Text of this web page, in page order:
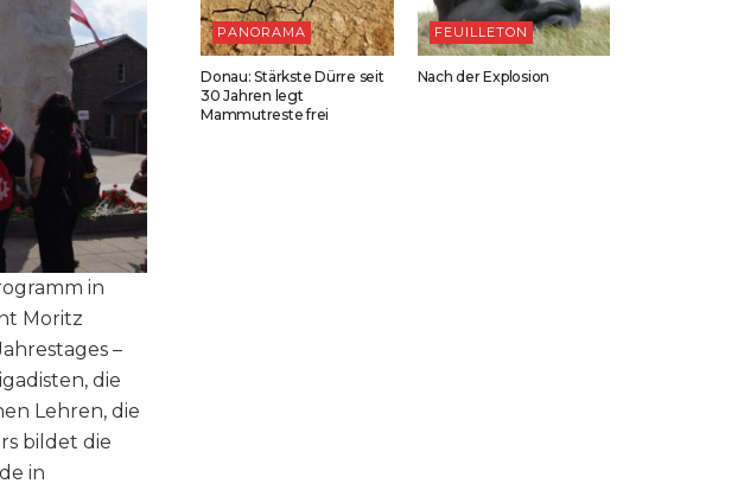
in
Moritz
–
die
Lehren, die
bildet die
in
PANORAMA
Donau: Stärkste Dürre seit
30 Jahren legt
Mammutreste frei
FEUILLETON
Nach der Explosion